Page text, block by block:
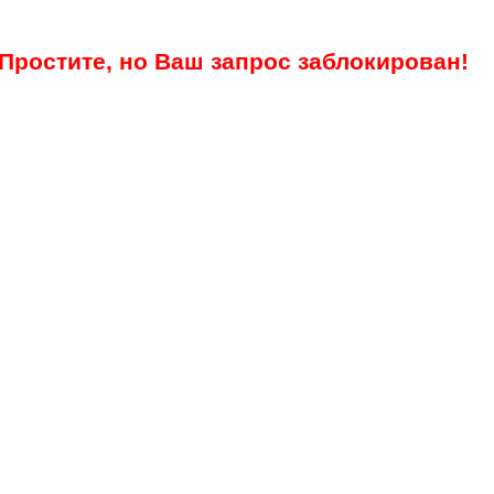
но Ваш запрос заблокирован!